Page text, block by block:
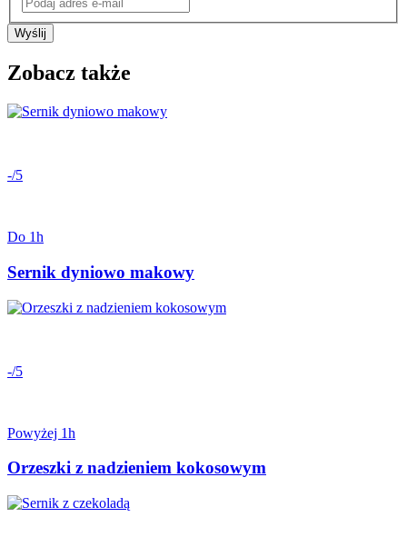
Wyślij
Zobacz także
-/5
Do 1h
Sernik dyniowo makowy
-/5
Powyżej 1h
Orzeszki z nadzieniem kokosowym